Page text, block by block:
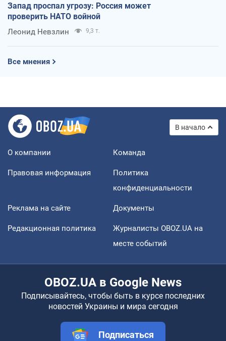
Запад проспал угрозу: Россия может
проверить НАТО войной
Леонид Невзлин 9,3 т.
Все мнения
В начало
О компании Команда
Правовая информация
Политика
конфиденциальности
Реклама на сайте Документы
Редакционная политика
Журналисты OBOZ.UA на
месте событий
OBOZ.UA в Google News
Подписывайтесь, чтобы быть в курсе последних
новостей Украины и мира сегодня
Подписаться